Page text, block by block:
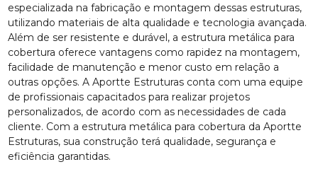
especializada na fabricação e montagem dessas estruturas,
utilizando materiais de alta qualidade e tecnologia avançada.
Além de ser resistente e durável, a estrutura metálica para
cobertura oferece vantagens como rapidez na montagem,
facilidade de manutenção e menor custo em relação a
outras opções. A Aportte Estruturas conta com uma equipe
de profissionais capacitados para realizar projetos
personalizados, de acordo com as necessidades de cada
cliente. Com a estrutura metálica para cobertura da Aportte
Estruturas, sua construção terá qualidade, segurança e
eficiência garantidas.